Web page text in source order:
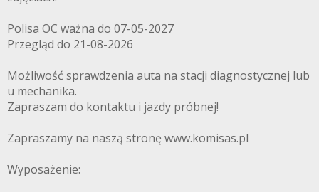
Polisa OC ważna do 07-05-2027
Przegląd do 21-08-2026
Możliwość sprawdzenia auta na stacji diagnostycznej lub
u mechanika.
Zapraszam do kontaktu i jazdy próbnej!
Zapraszamy na naszą stronę www.komisas.pl
Wyposażenie: